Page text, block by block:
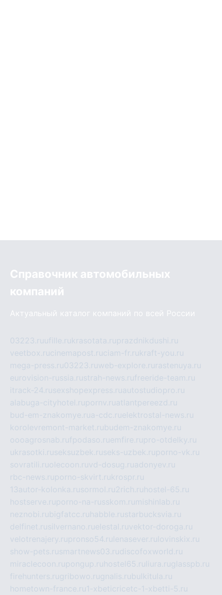
Справочник автомобильных
компаний
Актуальный каталог компаний по всей России
03223.ruufille.rukrasotata.ruprazdnikdushi.ru
veetbox.rucinemapost.ruciam-fr.rukraft-you.ru
mega-press.ru03223.ruweb-explore.ru rastenuya.ru
eurovision-russia.rustrah-news.rufreeride-team.ru
itrack-24.rusexshopexpress.ruautostudiopro.ru
alabuga-cityhotel.rupornv.ruatlantpereezd.ru
bud-em-znakomye.rua-cdc.ruelektrostal-news.ru
korolevremont-market.rubudem-znakomye.ru
oooagrosnab.rufpodaso.ruemfire.rupro-otdelky.ru
ukrasotki.ruseksuzbek.ruseks-uzbek.ruporno-vk.ru
sovratili.ruolecoon.ruvd-dosug.ruadonyev.ru
rbc-news.ruporno-skvirt.rukrospr.ru
13autor-kolonka.rusormol.ru2rich.ru hostel-65.ru
hostserve.ruporno-na-russkom.ru mishinlab.ru
neznobi.rubigfatcc.ru habble.rustarbucksvia.ru
delfinet.rusilvernano.ruelestal.ruvektor-doroga.ru
velotrenajery.rupronso54.ru lenasever.ru lovinskix.ru
show-pets.rusmartnews03.rudiscofoxworld.ru
miraclecoon.rupongup.ru hostel65.ru liura.ruglasspb.ru
firehunters.rugribowo.rugnalis.rubulkitula.ru
hometown-france.ru1-xbeticricetc-1-xbetti-5.ru